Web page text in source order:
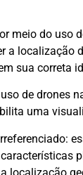
meio do uso
a localização
sua correta
de drones
uma
localização